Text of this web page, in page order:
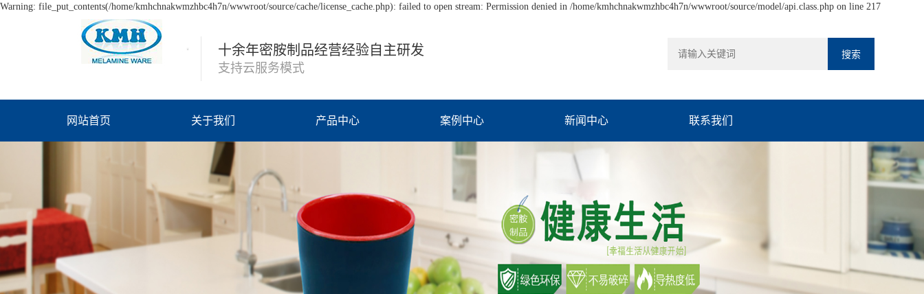
Warning: file_put_contents(/home/kmhchnakwmzhbc4h7n/wwwroot/source/cache/license_cache.php): failed to open stream: Permission denied in /home/kmhchnakwmzhbc4h7n/wwwroot/source/model/api.class.php on line 217
十余年密胺制品经营经验自主研发
支持云服务模式
网站首页 关于我们 产品中心 案例中心 新闻中心 联系我们